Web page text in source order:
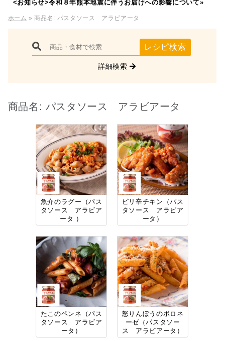
<お知らせ>令和８年熊本地震に伴うお届けへの影響について»
ホーム » 商品名: パスタソース アラビアータ
レシピ検索
詳細検索
商品名: パスタソース アラビアータ
魚介のラグー（パス
タソース アラビア
ータ ）
ピリ辛チキン（パス
タソース アラビア
ータ）
たこのペンネ（パス
タソース アラビア
ータ）
怒りんぼうのボロネ
ーゼ（パスタソー
ス アラビアータ）